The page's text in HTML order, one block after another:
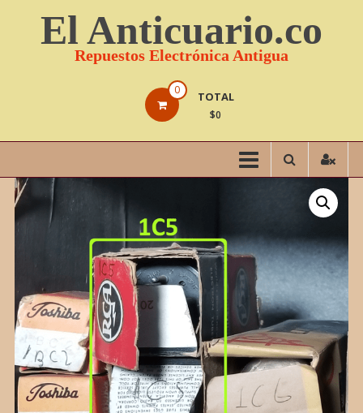
El Anticuario.co
Repuestos Electrónica Antigua
0 TOTAL
$0